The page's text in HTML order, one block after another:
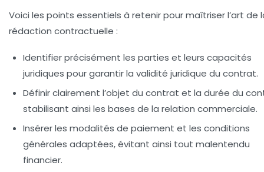
Voici les points essentiels à retenir pour maîtriser l’art de
rédaction contractuelle :
Identifier précisément les parties et leurs capacités
juridiques pour garantir la validité juridique du contrat.
Définir clairement l’objet du contrat et la durée du
stabilisant ainsi les bases de la relation commerciale.
Insérer les modalités de paiement et les conditions
générales adaptées, évitant ainsi tout malentendu
financier.